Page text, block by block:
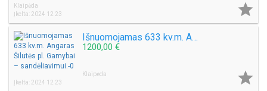
Klaipėda
Įkelta: 2024 12 23

Išnuomojamas 633 kv.m. Angaras Šilutės pl. Gamybai – sandėliavimui.
1200,00 €
Klaipėda
Įkelta: 2024 12 23
